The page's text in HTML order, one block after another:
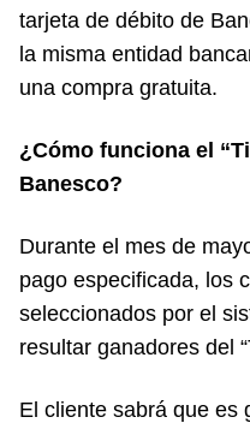
tarjeta de débito de
la misma entidad
una compra gratuita.
¿Cómo funciona el
Banesco?
Durante el mes de
pago especificada, los
seleccionados por el
resultar ganadores del
El cliente sabrá que es